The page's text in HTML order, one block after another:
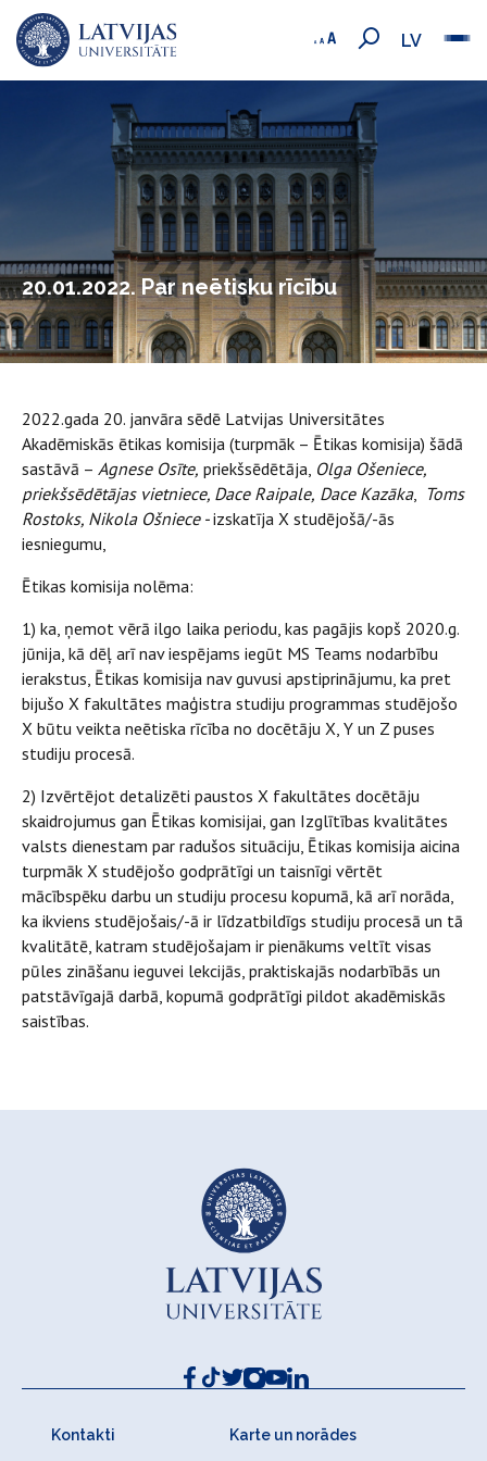
LV
20.01.2022. Par neētisku rīcību
2022.gada 20. janvāra sēdē Latvijas Universitātes
Akadēmiskās ētikas komisija (turpmāk – Ētikas komisija) šādā
sastāvā – Agnese Osīte, priekšsēdētāja, Olga Ošeniece,
priekšsēdētājas vietniece, Dace Raipale, Dace Kazāka, Toms
Rostoks, Nikola Ošniece -izskatīja X studējošā/-ās
iesniegumu,
Ētikas komisija nolēma:
1) ka, ņemot vērā ilgo laika periodu, kas pagājis kopš 2020.g.
jūnija, kā dēļ arī nav iespējams iegūt MS Teams nodarbību
ierakstus, Ētikas komisija nav guvusi apstiprinājumu, ka pret
bijušo X fakultātes maģistra studiju programmas studējošo
X būtu veikta neētiska rīcība no docētāju X, Y un Z puses
studiju procesā.
2) Izvērtējot detalizēti paustos X fakultātes docētāju
skaidrojumus gan Ētikas komisijai, gan Izglītības kvalitātes
valsts dienestam par radušos situāciju, Ētikas komisija aicina
turpmāk X studējošo godprātīgi un taisnīgi vērtēt
mācībspēku darbu un studiju procesu kopumā, kā arī norāda,
ka ikviens studējošais/-ā ir līdzatbildīgs studiju procesā un tā
kvalitātē, katram studējošajam ir pienākums veltīt visas
pūles zināšanu ieguvei lekcijās, praktiskajās nodarbībās un
patstāvīgajā darbā, kopumā godprātīgi pildot akadēmiskās
saistības.
Kontakti Karte un norādes